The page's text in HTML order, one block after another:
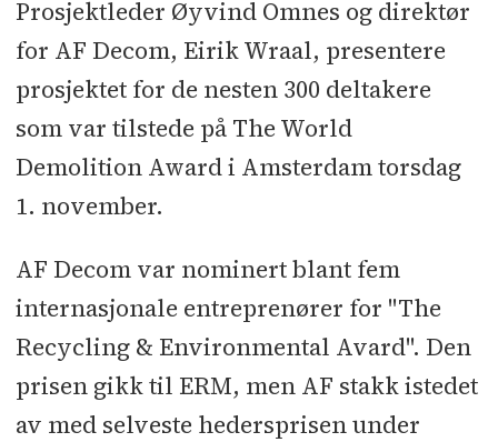
Prosjektleder Øyvind Omnes og direktør
for AF Decom, Eirik Wraal, presentere
prosjektet for de nesten 300 deltakere
som var tilstede på The World
Demolition Award i Amsterdam torsdag
1. november.
AF Decom var nominert blant fem
internasjonale entreprenører for "The
Recycling & Environmental Avard". Den
prisen gikk til ERM, men AF stakk istedet
av med selveste hedersprisen under